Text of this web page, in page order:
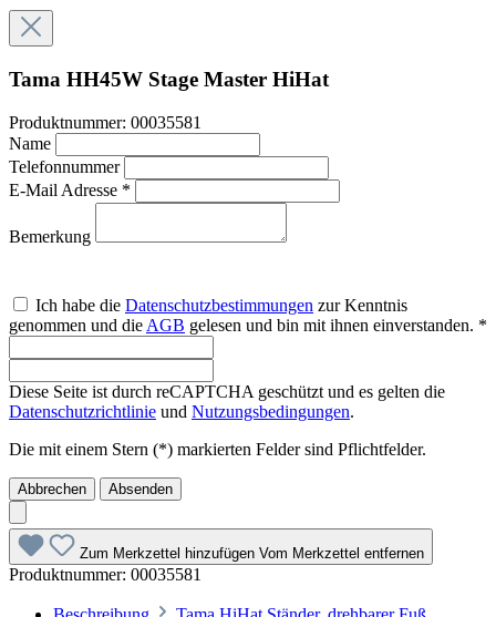
Tama HH45W Stage Master HiHat
Produktnummer: 00035581
Name
Telefonnummer
E-Mail Adresse *
Bemerkung
Ich habe die Datenschutzbestimmungen zur Kenntnis
genommen und die AGB gelesen und bin mit ihnen einverstanden. *
Diese Seite ist durch reCAPTCHA geschützt und es gelten die
Datenschutzrichtlinie und Nutzungsbedingungen.
Die mit einem Stern (*) markierten Felder sind Pflichtfelder.
Abbrechen Absenden
Zum Merkzettel hinzufügen Vom Merkzettel entfernen
Produktnummer: 00035581